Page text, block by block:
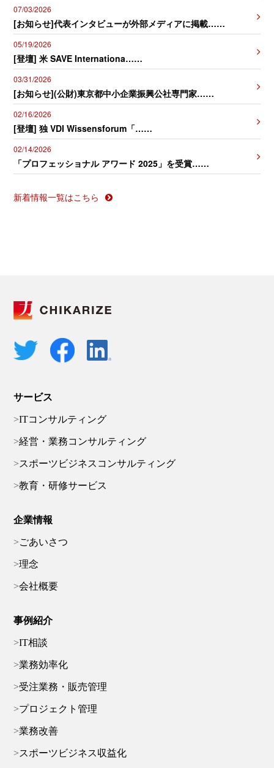
07/03/2026
[お知らせ]代表インタビューが外部メディアに掲載……
05/19/2026
[登壇] 米 SAVE Internationa……
03/31/2026
[お知らせ](公財)東京都中小企業振興公社専門家……
02/16/2026
[登壇] 独 VDI Wissensforum「……
02/14/2026
「プロフェッショナル アワード 2025」を受賞……
新着情報一覧はこちら
サービス
ITコンサルティング
経営・業務コンサルティング
スポーツビジネスコンサルティング
教育・研修サービス
企業情報
ごあいさつ
理念
会社概要
事例紹介
IT相談
業務効率化
受注業務・販売管理
プロジェクト管理
業務改善
スポーツビジネス収益化